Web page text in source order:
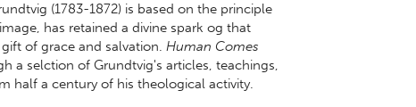
(1783-1872) is based on the principle
has retained a divine spark og that
of grace and salvation.Human Comes
a selction of Grundtvig's articles, teachings,
half a century of his theological activity.